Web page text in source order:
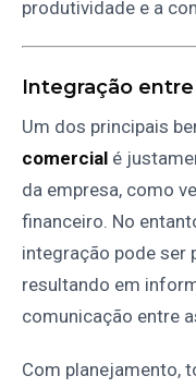
produtividade e a
Integração
Um dos principais
comercial é
da empresa, como
financeiro. No
integração pode ser
resultando em
comunicação entre
Com planejamento,